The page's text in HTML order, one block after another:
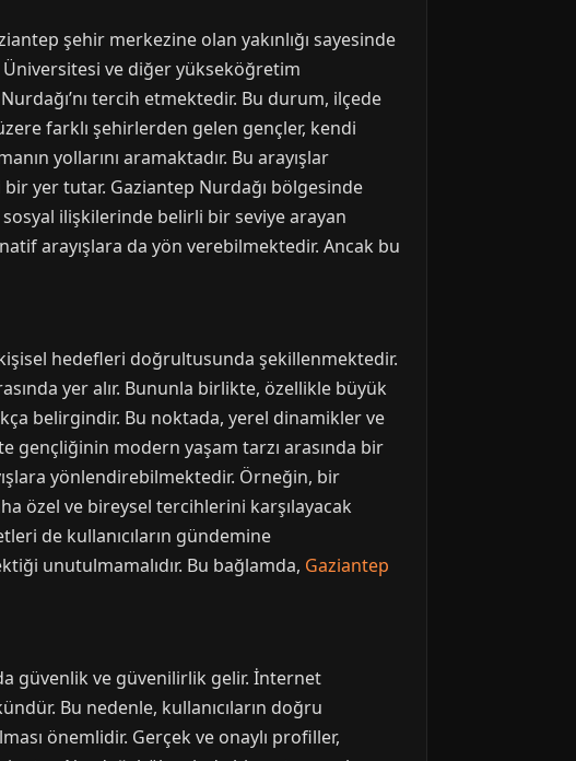
şehir merkezine olan yakınlığı sayesinde
ve diğer yükseköğretim
tercih etmektedir. Bu durum, ilçede
farklı şehirlerden gelen gençler, kendi
yollarını aramaktadır. Bu arayışlar
yer tutar. Gaziantep Nurdağı bölgesinde
ilişkilerinde belirli bir seviye arayan
arayışlara da yön verebilmektedir. Ancak bu
hedefleri doğrultusunda şekillenmektedir.
yer alır. Bununla birlikte, özellikle büyük
belirgindir. Bu noktada, yerel dinamikler ve
gençliğinin modern yaşam tarzı arasında bir
yönlendirebilmektedir. Örneğin, bir
özel ve bireysel tercihlerini karşılayacak
de kullanıcıların gündemine
unutulmamalıdır. Bu bağlamda, Gaziantep
güvenlik ve güvenilirlik gelir. İnternet
Bu nedenle, kullanıcıların doğru
önemlidir. Gerçek ve onaylı profiller,